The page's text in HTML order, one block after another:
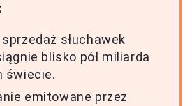
słuchawek
blisko pół miliarda
świecie.
emitowane przez